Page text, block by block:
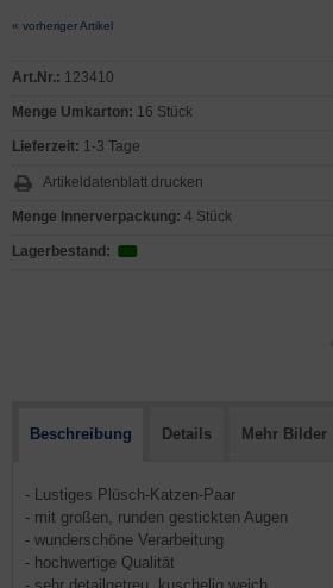
« vorheriger Artikel
Art.Nr.: 123410
Menge Umkarton: 16 Stück
Lieferzeit: 1-3 Tage
Artikeldatenblatt drucken
Menge Innerverpackung: 4 Stück
Lagerbestand:
Beschreibung Details Mehr Bilder
- Lustiges Plüsch-Katzen-Paar
- mit großen, runden gestickten Augen
- wunderschöne Verarbeitung
- hochwertige Qualität